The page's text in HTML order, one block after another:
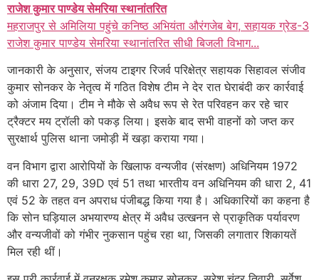
राजेश कुमार पाण्डेय सेमरिया स्थानांतरित
महराजपुर से अमिलिया पहुंचे कनिष्ठ अभियंता औरंगजेब बेग, सहायक ग्रेड-3
राजेश कुमार पाण्डेय सेमरिया स्थानांतरित सीधी बिजली विभाग...
जानकारी के अनुसार, संजय टाइगर रिजर्व परिक्षेत्र सहायक सिहावल संजीव
कुमार सोनकर के नेतृत्व में गठित विशेष टीम ने देर रात घेराबंदी कर कार्रवाई
को अंजाम दिया। टीम ने मौके से अवैध रूप से रेत परिवहन कर रहे चार
ट्रैक्टर मय ट्रॉली को पकड़ लिया। इसके बाद सभी वाहनों को जप्त कर
सुरक्षार्थ पुलिस थाना जमोड़ी में खड़ा कराया गया।
वन विभाग द्वारा आरोपियों के खिलाफ वन्यजीव (संरक्षण) अधिनियम 1972
की धारा 27, 29, 39D एवं 51 तथा भारतीय वन अधिनियम की धारा 2, 41
एवं 52 के तहत वन अपराध पंजीबद्ध किया गया है। अधिकारियों का कहना है
कि सोन घड़ियाल अभयारण्य क्षेत्र में अवैध उत्खनन से प्राकृतिक पर्यावरण
और वन्यजीवों को गंभीर नुकसान पहुंच रहा था, जिसकी लगातार शिकायतें
मिल रही थीं।